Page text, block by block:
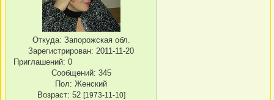
Откуда: Запорожская обл.
Зарегистрирован: 2011-11-20
Приглашений: 0
Сообщений: 345
Пол: Женский
Возраст: 52 [1973-11-10]